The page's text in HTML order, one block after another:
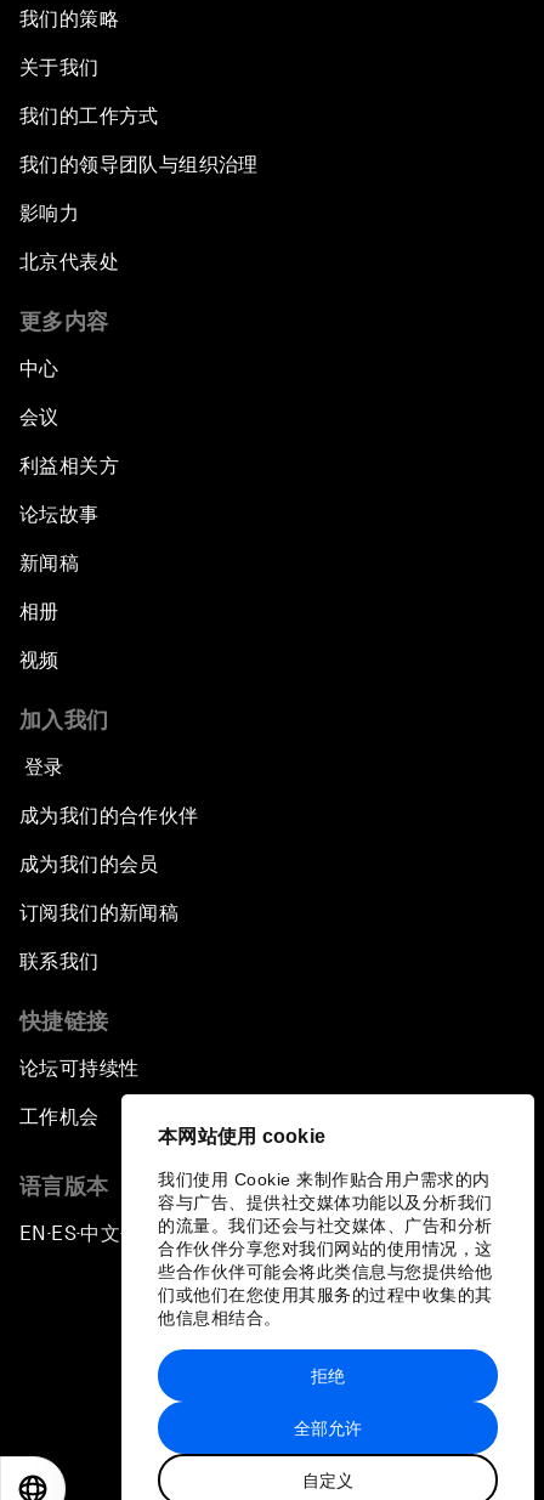
本网站使用 cookie
我们使用 Cookie 来制作贴合用户需求的内
容与广告、提供社交媒体功能以及分析我们
的流量。我们还会与社交媒体、广告和分析
合作伙伴分享您对我们网站的使用情况，这
些合作伙伴可能会将此类信息与您提供给他
们或他们在您使用其服务的过程中收集的其
他信息相结合。
全部允许
自定义
拒绝
我们的策略
关于我们
我们的工作方式
我们的领导团队与组织治理
影响力
北京代表处
更多内容
中心
会议
利益相关方
论坛故事
新闻稿
相册
视频
加入我们
登录
成为我们的合作伙伴
成为我们的会员
订阅我们的新闻稿
联系我们
快捷链接
论坛可持续性
工作机会
语言版本
EN ▪ ES▪中文▪ 日本語
站点地图
世界经济论坛